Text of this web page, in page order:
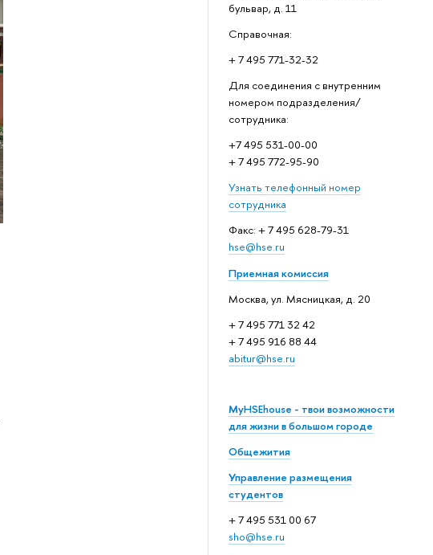
бульвар, д. 11
Справочная:
+ 7 495 771-32-32
Для соединения с внутренним
номером подразделения/
сотрудника:
+7 495 531-00-00
+ 7 495 772-95-90
Узнать телефонный номер
сотрудника
Факс: + 7 495 628-79-31
hse@hse.ru
Приемная комиссия
Москва, ул. Мясницкая, д. 20
+ 7 495 771 32 42
+ 7 495 916 88 44
abitur@hse.ru
MyHSEhouse - твои возможности
для жизни в большом городе
Общежития
Управление размещения
студентов
+ 7 495 531 00 67
sho@hse.ru